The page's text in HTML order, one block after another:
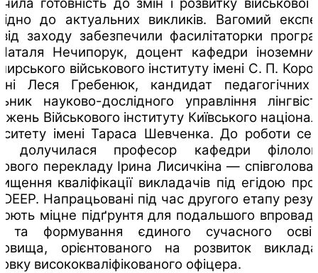
до актуальних викликів. Вагомий
заходу забезпечили фасилітаторки
Нечипорук, доцент кафедри
військового інституту імені С. П.
Леся Гребенюк, кандидат педагогічних
науково-дослідного управління
Військового інституту Київського
імені Тараса Шевченка. До роботи
долучилася професор кафедри
перекладу Ірина Лисичкіна — співголова
кваліфікації викладачів під егідою
Напрацьовані під час другого етапу
міцне підґрунтя для подальшого
та формування єдиного сучасного
орієнтованого на розвиток
висококваліфікованого офіцера.